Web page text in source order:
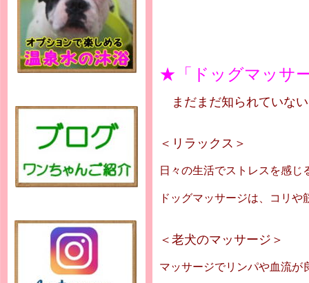
★「ドッグマッサ
まだまだ知られていな
＜リラックス＞
日々の生活でストレスを感
ドッグマッサージは、コリ
＜老犬のマッサージ＞
マッサージでリンパや血流が